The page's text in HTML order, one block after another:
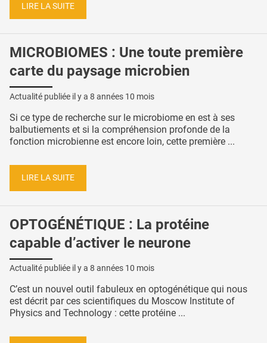
LIRE LA SUITE
MICROBIOMES : Une toute première
carte du paysage microbien
Actualité publiée il y a 8 années 10 mois
Si ce type de recherche sur le microbiome en est à ses
balbutiements et si la compréhension profonde de la
fonction microbienne est encore loin, cette première ...
LIRE LA SUITE
OPTOGÉNÉTIQUE : La protéine
capable d’activer le neurone
Actualité publiée il y a 8 années 10 mois
C’est un nouvel outil fabuleux en optogénétique qui nous
est décrit par ces scientifiques du Moscow Institute of
Physics and Technology : cette protéine ...